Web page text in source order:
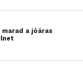
marad a jóáras